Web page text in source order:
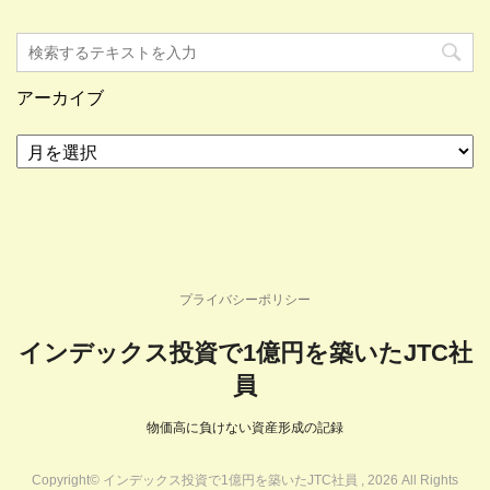
アーカイブ
ア
ー
プライバシーポリシー
インデックス投資で1億円を築いたJTC社
員
物価高に負けない資産形成の記録
Copyright© インデックス投資で1億円を築いたJTC社員 , 2026 All Rights